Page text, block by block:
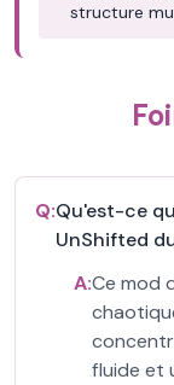
structure
Q:Qu'est-ce
UnShifted
A:Ce mod
fluide et